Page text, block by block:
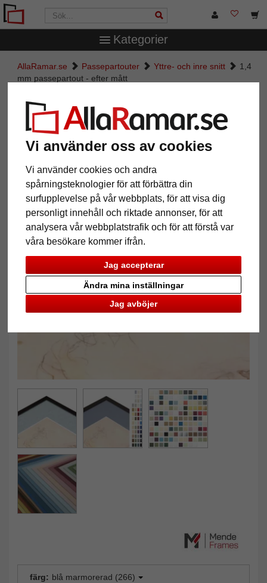
Vi använder oss av cookies
Vi använder cookies och andra
spårningsteknologier för att förbättra din
surfupplevelse på vår webbplats, för att visa dig
personligt innehåll och riktade annonser, för att
analysera vår webbplatstrafik och för att förstå var
våra besökare kommer ifrån.
Jag accepterar
Jag avböjer
Ändra mina inställningar
Kategorier
AllaRamar.se Passepartouter Yttre- och inre snitt
1,4
mm passepartout - efter mått
1,4 mm passepartout - efter mått
färg: blå marmorerad (266)